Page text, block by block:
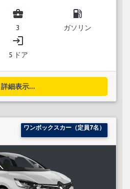
business_center
3
local_gas_station
ガソリン
login
5 ドア
詳細表示...
ワンボックスカー（定員7名）